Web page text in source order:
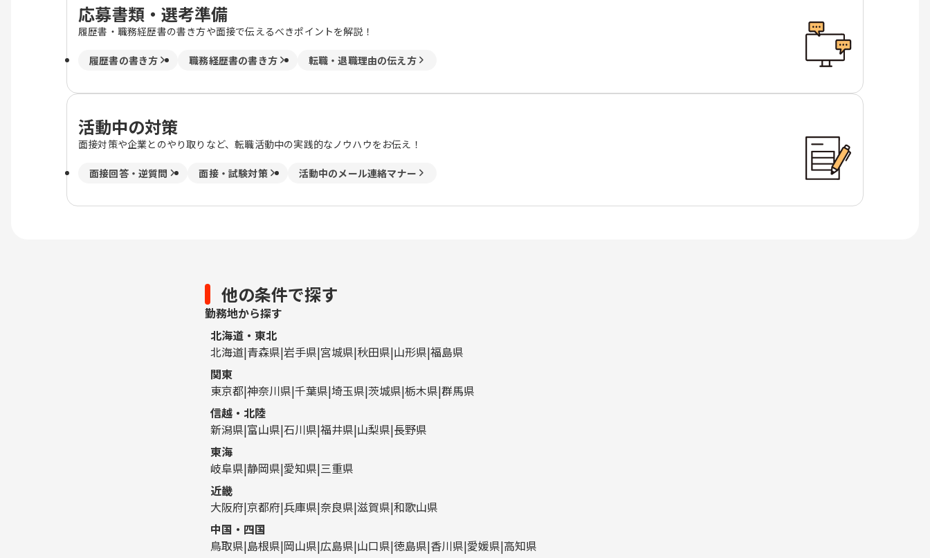
応募書類・選考準備
履歴書・職務経歴書の書き方や面接で伝えるべきポイントを解説！
履歴書の書き方 職務経歴書の書き方 転職・退職理由の伝え方
活動中の対策
面接対策や企業とのやり取りなど、転職活動中の実践的なノウハウをお伝え！
面接回答・逆質問 面接・試験対策 活動中のメール連絡マナー
他の条件で探す
勤務地から探す
北海道・東北
北海道 青森県 岩手県 宮城県 秋田県 山形県 福島県
関東
東京都 神奈川県 千葉県 埼玉県 茨城県 栃木県 群馬県
信越・北陸
新潟県 富山県 石川県 福井県 山梨県 長野県
東海
岐阜県 静岡県 愛知県 三重県
近畿
大阪府 京都府 兵庫県 奈良県 滋賀県 和歌山県
中国・四国
鳥取県 島根県 岡山県 広島県 山口県 徳島県 香川県 愛媛県 高知県